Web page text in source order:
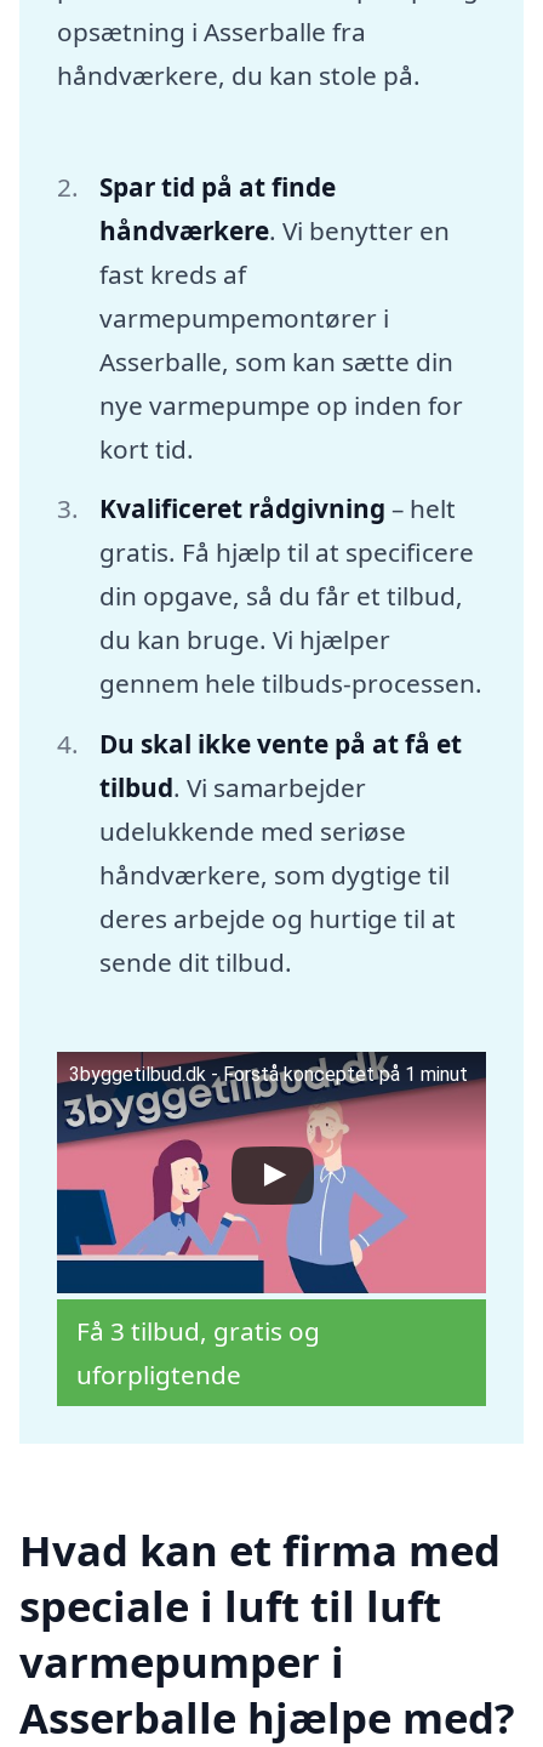
opsætning i Asserballe fra
håndværkere, du kan stole på.
Spar tid på at finde
håndværkere. Vi benytter en
fast kreds af
varmepumpemontører i
Asserballe, som kan sætte din
nye varmepumpe op inden for
kort tid.
Kvalificeret rådgivning – helt
gratis. Få hjælp til at specificere
din opgave, så du får et tilbud,
du kan bruge. Vi hjælper
gennem hele tilbuds-processen.
Du skal ikke vente på at få et
tilbud. Vi samarbejder
udelukkende med seriøse
håndværkere, som dygtige til
deres arbejde og hurtige til at
sende dit tilbud.
3byggetilbud.dk - Forstå konceptet på 1 minut
Få 3 tilbud, gratis og
uforpligtende
Hvad kan et firma med
speciale i luft til luft
varmepumper i
Asserballe hjælpe med?